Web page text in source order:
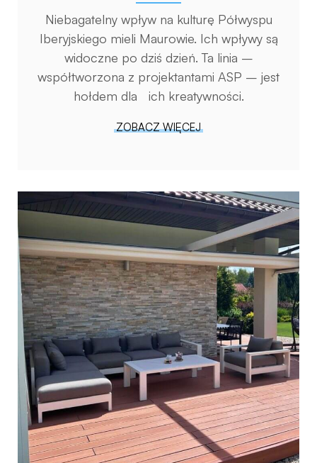
Niebagatelny wpływ na kulturę Półwyspu
Iberyjskiego mieli Maurowie. Ich wpływy są
widoczne po dziś dzień. Ta linia –
współtworzona z projektantami ASP – jest
hołdem dla ich kreatywności.
ZOBACZ WIĘCEJ